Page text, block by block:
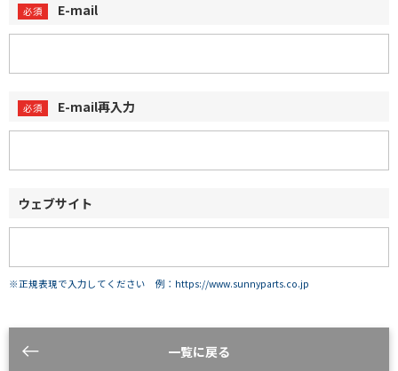
E-mail
E-mail再入力
ウェブサイト
※正規表現で入力してください 例：https://www.sunnyparts.co.jp
一覧に戻る